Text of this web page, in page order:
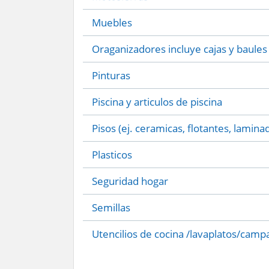
Muebles
Oraganizadores incluye cajas y baules
Pinturas
Piscina y articulos de piscina
Pisos (ej. ceramicas, flotantes,
Plasticos
Seguridad hogar
Semillas
Utencilios de cocina /lavaplatos/